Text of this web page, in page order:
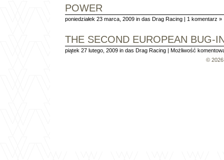
POWER
poniedziałek 23 marca, 2009 in das Drag Racing 1 komentarz »
THE SECOND EUROPEAN BUG-
piątek 27 lutego, 2009 in das Drag Racing
Możliwość
©